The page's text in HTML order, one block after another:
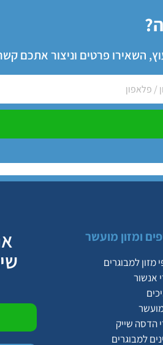
השאירו פרטים וניצור אתכם
ומזון מועשר
מזון למבוגרים
אנשור
הדסה שייק
למבוגרים